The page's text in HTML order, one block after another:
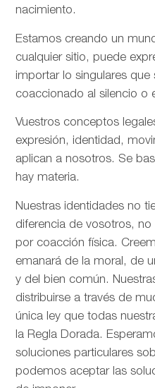
nacimiento.
Estamos creando un
cualquier sitio, puede
importar lo singulares
coaccionado al silencio o
Vuestros conceptos
expresión, identidad,
aplican a nosotros. Se
hay materia.
Nuestras identidades no
diferencia de vosotros,
por coacción física.
emanará de la moral, de
y del bien común.
distribuirse a través de
única ley que todas
la Regla Dorada.
soluciones particulares
podemos aceptar las